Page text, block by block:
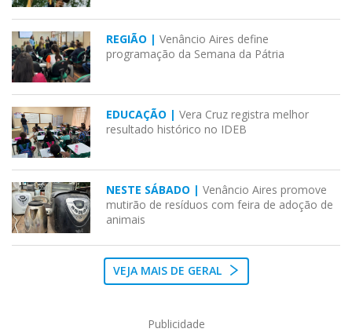
REGIÃO | Venâncio Aires define
programação da Semana da Pátria
EDUCAÇÃO | Vera Cruz registra melhor
resultado histórico no IDEB
NESTE SÁBADO | Venâncio Aires promove
mutirão de resíduos com feira de adoção de
animais
VEJA MAIS DE GERAL
Publicidade